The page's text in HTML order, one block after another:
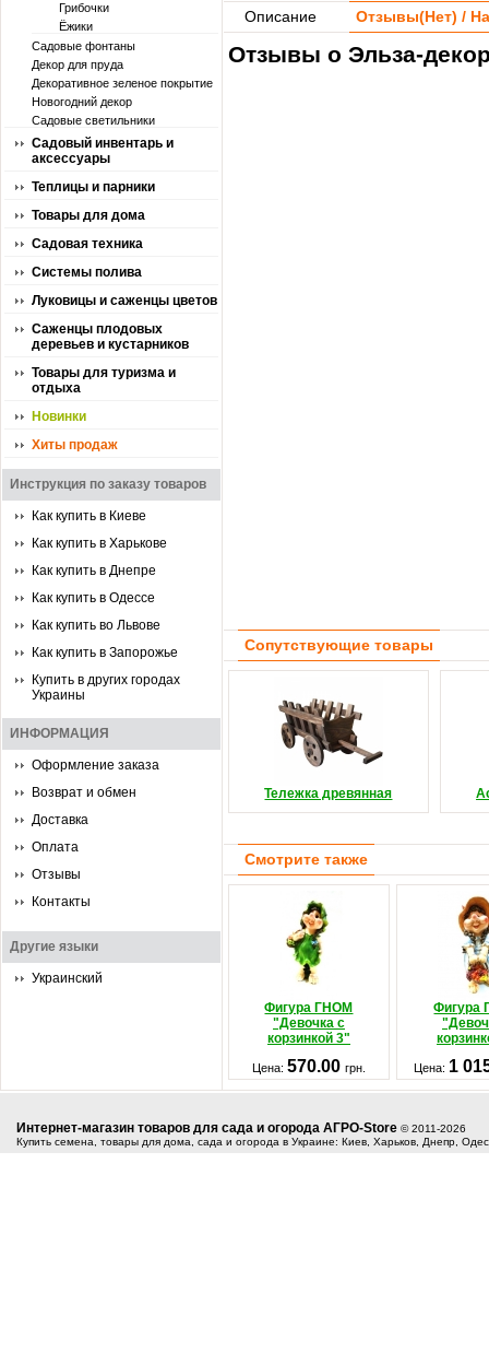
Грибочки
Ёжики
Садовые фонтаны
Декор для пруда
Декоративное зеленое покрытие
Новогодний декор
Садовые светильники
Садовый инвентарь и
аксессуары
Теплицы и парники
Товары для дома
Садовая техника
Системы полива
Луковицы и саженцы цветов
Саженцы плодовых
деревьев и кустарников
Товары для туризма и
отдыха
Новинки
Хиты продаж
Инструкция по заказу товаров
Как купить в Киеве
Как купить в Харькове
Как купить в Днепре
Как купить в Одессе
Как купить во Львове
Как купить в Запорожье
Купить в других городах
Украины
ИНФОРМАЦИЯ
Оформление заказа
Возврат и обмен
Доставка
Оплата
Отзывы
Контакты
Другие языки
Украинский
Описание Отзывы(Нет) /
Отзывы о Эльза-
Сопутствующие товары
Тележка древянная
Смотрите также
Фигура ГНОМ
"Девочка с
корзинкой 3"
Фигура
Цена: 570.00 грн. Цена: 1
Интернет-магазин товаров для сада и огорода АГРО-Store © 2011-2026
Купить семена, товары для дома, сада и огорода в Украине: Киев, Харьков, Днепр,